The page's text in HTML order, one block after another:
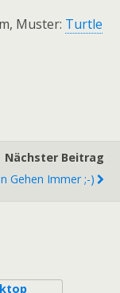
Muster: Turtle
Nächster Beitrag
Gehen Immer ;-)